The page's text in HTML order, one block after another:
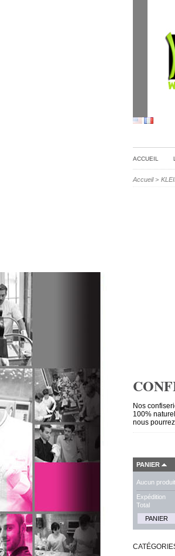
ACCUEIL
Accueil >
Nos
100%
nous
PANIER
Aucun produit
Expédition
Total
PANIER